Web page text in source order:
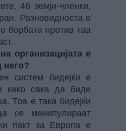
46 земји-членки,
Разновидноста е
борбата против таа
организацијата е
него?
систем бидејќи е
како сака да биде
Тоа е така бидејќи
се манипулираат
пакт за Европа е